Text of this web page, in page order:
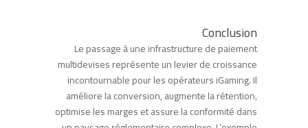
Conclusion
Le passage à une infrastructure de paiement
multidevises représente un levier de croissance
incontournable pour les opérateurs iGaming. Il
améliore la conversion, augmente la rétention,
optimise les marges et assure la conformité dans